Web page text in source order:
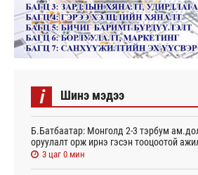
i Шинэ мэдээ
Б.Батбаатар: Монголд 2-3 тэрбум
оруулалт орж ирнэ гэсэн тооцоотой
3 цаг 0 мин